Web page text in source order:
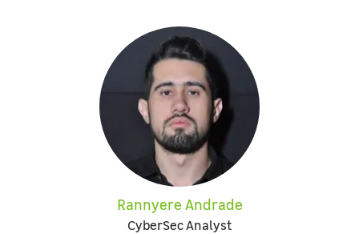
Rannyere Andrade
CyberSec Analyst